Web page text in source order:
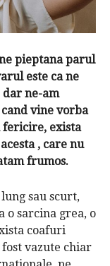
pieptana parul
este ca ne
ne-am
vine vorba
fericire, exista
, care nu
frumos.
sau scurt,
o sarcina grea, o
coafuri
fost vazute chiar